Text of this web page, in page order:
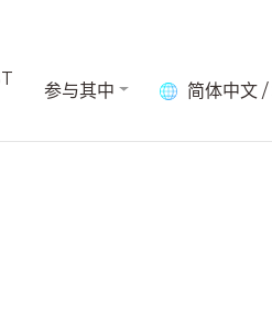
参与其中 简体中文